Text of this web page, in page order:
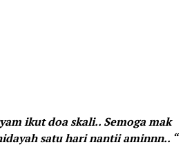
ikut doa skali.. Semoga mak
satu hari nantii aminnn.. “